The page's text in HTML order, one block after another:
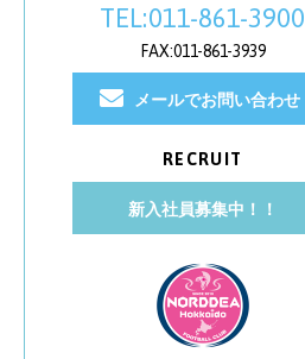
TEL:011-861-3900
FAX:011-861-3939
メールでお問い合わせ
RECRUIT
新入社員募集中！！